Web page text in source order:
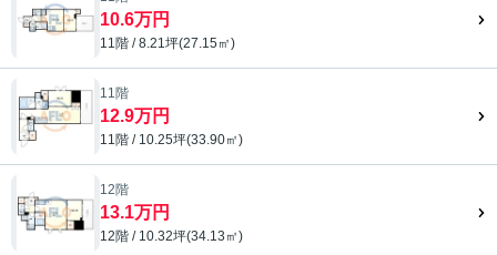
10.6万円
11階 / 8.21坪(27.15㎡)
11階
12.9万円
11階 / 10.25坪(33.90㎡)
12階
13.1万円
12階 / 10.32坪(34.13㎡)